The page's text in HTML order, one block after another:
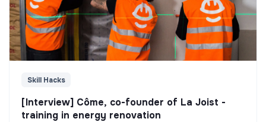
Skill Hacks
[Interview] Côme, co-founder of La Joist -
training in energy renovation